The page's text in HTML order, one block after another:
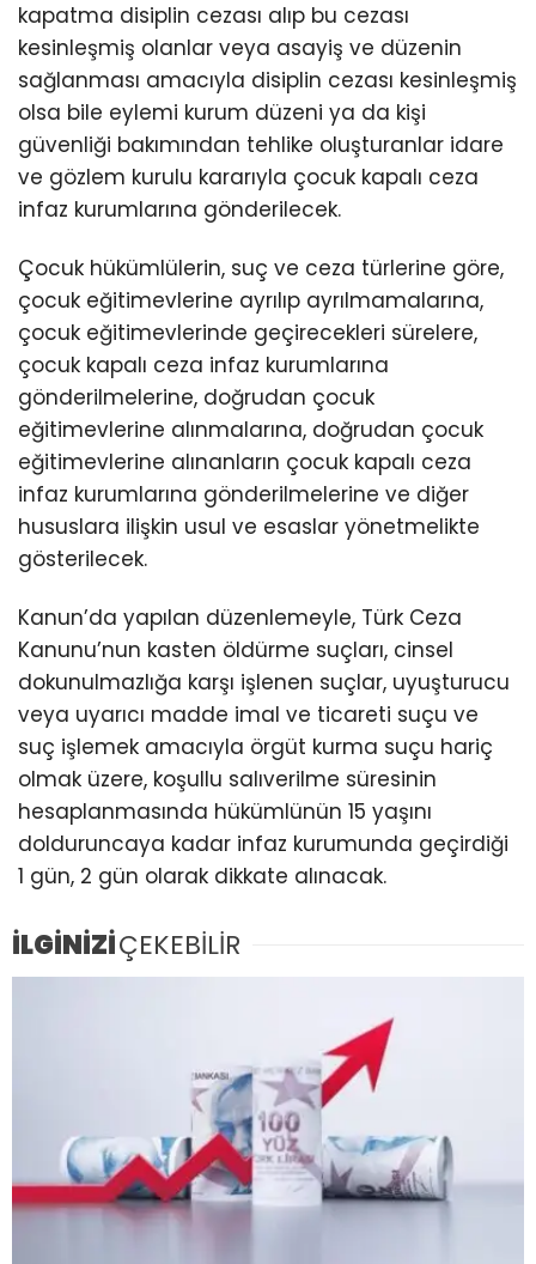
kapatma disiplin cezası alıp bu cezası
kesinleşmiş olanlar veya asayiş ve düzenin
sağlanması amacıyla disiplin cezası kesinleşmiş
olsa bile eylemi kurum düzeni ya da kişi
güvenliği bakımından tehlike oluşturanlar idare
ve gözlem kurulu kararıyla çocuk kapalı ceza
infaz kurumlarına gönderilecek.
Çocuk hükümlülerin, suç ve ceza türlerine göre,
çocuk eğitimevlerine ayrılıp ayrılmamalarına,
çocuk eğitimevlerinde geçirecekleri sürelere,
çocuk kapalı ceza infaz kurumlarına
gönderilmelerine, doğrudan çocuk
eğitimevlerine alınmalarına, doğrudan çocuk
eğitimevlerine alınanların çocuk kapalı ceza
infaz kurumlarına gönderilmelerine ve diğer
hususlara ilişkin usul ve esaslar yönetmelikte
gösterilecek.
Kanun’da yapılan düzenlemeyle, Türk Ceza
Kanunu’nun kasten öldürme suçları, cinsel
dokunulmazlığa karşı işlenen suçlar, uyuşturucu
veya uyarıcı madde imal ve ticareti suçu ve
suç işlemek amacıyla örgüt kurma suçu hariç
olmak üzere, koşullu salıverilme süresinin
hesaplanmasında hükümlünün 15 yaşını
dolduruncaya kadar infaz kurumunda geçirdiği
1 gün, 2 gün olarak dikkate alınacak.
İLGİNİZİÇEKEBİLİR